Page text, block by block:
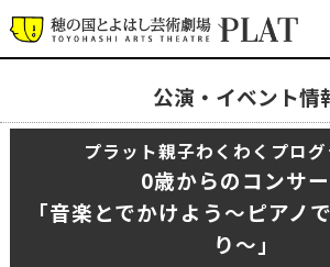
公演・イベント情
プラット親子わくわくプロ
0歳からのコンサ
「音楽とでかけよう～ピアノ
り～」
最新の公演・イベント情報
演劇・ダンス・音楽など
ワークショップ・講座